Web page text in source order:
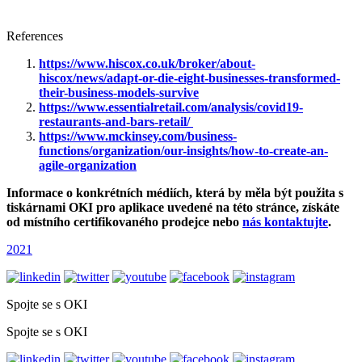
References
https://www.hiscox.co.uk/broker/about-
hiscox/news/adapt-or-die-eight-businesses-transformed-
their-business-models-survive
https://www.essentialretail.com/analysis/covid19-
restaurants-and-bars-retail/
https://www.mckinsey.com/business-
functions/organization/our-insights/how-to-create-an-
agile-organization
Informace o konkrétních médiích, která by měla být použita s
tiskárnami OKI pro aplikace uvedené na této stránce, získáte
od místního certifikovaného prodejce nebo nás kontaktujte.
2021
Spojte se s OKI
Spojte se s OKI